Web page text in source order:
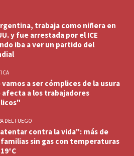
trabaja como niñera en
y fue arrestada por el ICE
iba a ver un partido del
vamos a ser cómplices de la usura
afecta a los trabajadores
DEL FUEGO
contra la vida": más de
familias sin gas con temperaturas